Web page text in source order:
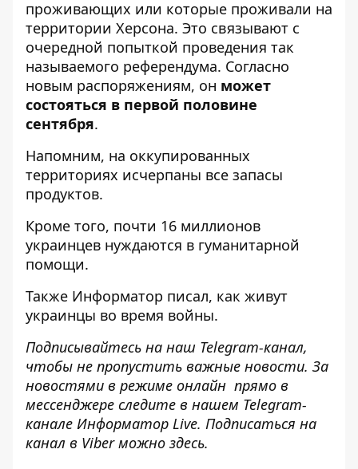
проживающих или которые проживали на
территории Херсона. Это связывают с
очередной попыткой проведения так
называемого референдума. Согласно
новым распоряжениям, он может
состояться в первой половине
сентября.
Напомним, на оккупированных
территориях исчерпаны все запасы
продуктов.
Кроме того, почти 16 миллионов
украинцев нуждаются в гуманитарной
помощи.
Также Информатор писал, как живут
украинцы во время войны.
Подписывайтесь на наш Telegram-канал,
чтобы не пропустить важные новости. За
новостями в режиме онлайн прямо в
мессенджере следите в нашем Telegram-
канале Информатор Live. Подписаться на
канал в Viber можно здесь.